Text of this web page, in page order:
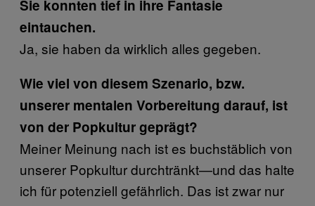
Sie konnten tief in ihre Fantasie
eintauchen.
Ja, sie haben da wirklich alles gegeben.
Wie viel von diesem Szenario, bzw.
unserer mentalen Vorbereitung darauf, ist
von der Popkultur geprägt?
Meiner Meinung nach ist es buchstäblich von
unserer Popkultur durchtränkt—und das halte
ich für potenziell gefährlich. Das ist zwar nur